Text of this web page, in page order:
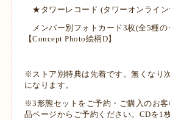
★タワーレコード (タワーオンライン
メンバー別フォトカード3枚(全5種の
【Concept Photo絵柄D】
※ストア別特典は先着です。無くなり
になります。
※3形態セットをご予約・ご購入のお
品ページからご予約ください。CDを1